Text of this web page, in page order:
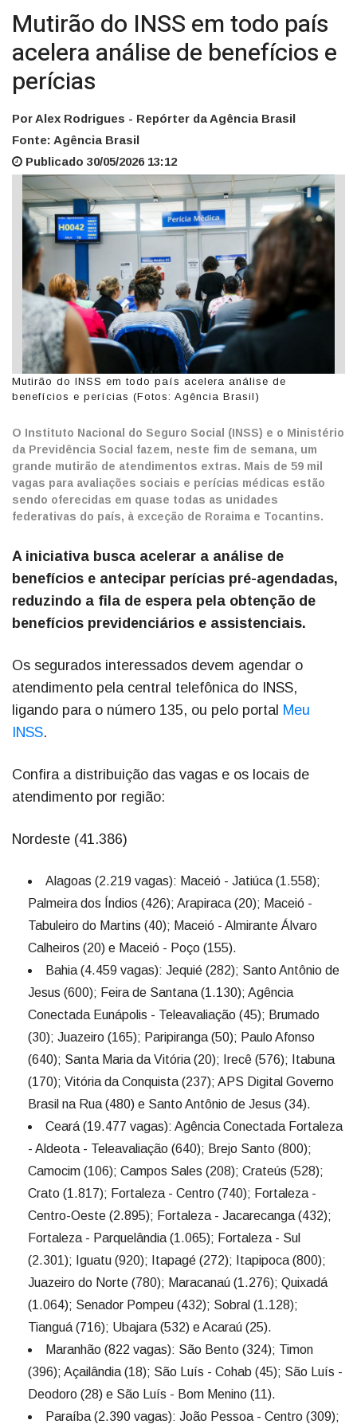
Mutirão do INSS em todo país
acelera análise de benefícios e
perícias
Por Alex Rodrigues - Repórter da Agência Brasil
Fonte: Agência Brasil
Publicado 30/05/2026 13:12
Mutirão do INSS em todo país acelera análise de
benefícios e perícias (Fotos: Agência Brasil)
O Instituto Nacional do Seguro Social (INSS) e o Ministério
da Previdência Social fazem, neste fim de semana, um
grande mutirão de atendimentos extras. Mais de 59 mil
vagas para avaliações sociais e perícias médicas estão
sendo oferecidas em quase todas as unidades
federativas do país, à exceção de Roraima e Tocantins.
A iniciativa busca acelerar a análise de
benefícios e antecipar perícias pré-agendadas,
reduzindo a fila de espera pela obtenção de
benefícios previdenciários e assistenciais.
Os segurados interessados devem agendar o
atendimento pela central telefônica do INSS,
ligando para o número 135, ou pelo portal Meu
INSS.
Confira a distribuição das vagas e os locais de
atendimento por região:
Nordeste (41.386)
Alagoas (2.219 vagas): Maceió - Jatiúca (1.558);
Palmeira dos Índios (426); Arapiraca (20); Maceió -
Tabuleiro do Martins (40); Maceió - Almirante Álvaro
Calheiros (20) e Maceió - Poço (155).
Bahia (4.459 vagas): Jequié (282); Santo Antônio de
Jesus (600); Feira de Santana (1.130); Agência
Conectada Eunápolis - Teleavaliação (45); Brumado
(30); Juazeiro (165); Paripiranga (50); Paulo Afonso
(640); Santa Maria da Vitória (20); Irecê (576); Itabuna
(170); Vitória da Conquista (237); APS Digital Governo
Brasil na Rua (480) e Santo Antônio de Jesus (34).
Ceará (19.477 vagas): Agência Conectada Fortaleza
- Aldeota - Teleavaliação (640); Brejo Santo (800);
Camocim (106); Campos Sales (208); Crateús (528);
Crato (1.817); Fortaleza - Centro (740); Fortaleza -
Centro-Oeste (2.895); Fortaleza - Jacarecanga (432);
Fortaleza - Parquelândia (1.065); Fortaleza - Sul
(2.301); Iguatu (920); Itapagé (272); Itapipoca (800);
Juazeiro do Norte (780); Maracanaú (1.276); Quixadá
(1.064); Senador Pompeu (432); Sobral (1.128);
Tianguá (716); Ubajara (532) e Acaraú (25).
Maranhão (822 vagas): São Bento (324); Timon
(396); Açailândia (18); São Luís - Cohab (45); São Luís -
Deodoro (28) e São Luís - Bom Menino (11).
Paraíba (2.390 vagas): João Pessoa - Centro (309);